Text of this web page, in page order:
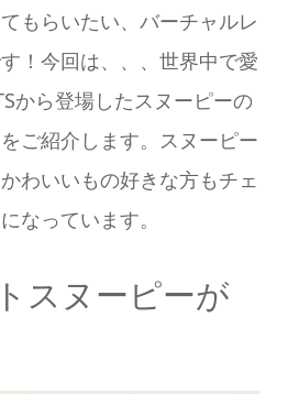
もらいたい、バーチャルレ
！今回は、、、世界中で愛
から登場したスヌーピーの
ご紹介します。スヌーピー
わいいもの好きな方もチェ
なっています。
スヌーピーが